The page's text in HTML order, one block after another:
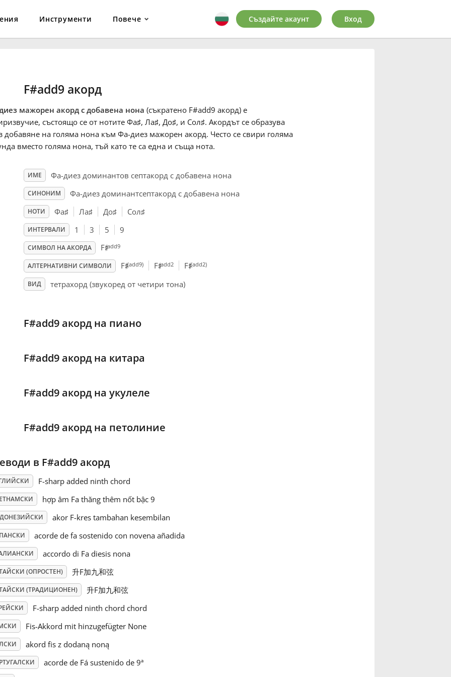
Инструменти Повече Създайте акаунт Вход
F#add9 акорд
мажорен акорд с добавена нона (съкратено F#add9 акорд) е
състоящо се от нотите Фа♯, Ла♯, До♯, и Сол♯. Акордът се образува
добавяне на голяма нона към Фа-диез мажорен акорд. Често се свири голяма
вместо голяма нона, тъй като те са една и съща нота.
ИМЕ Фа-диез доминантов септакорд с добавена нона
СИНОНИМ Фа-диез доминантсептакорд с добавена нона
НОТИ Фа♯ Ла♯ До♯ Сол♯
ИНТЕРВАЛИ 1 3 5 9
СИМВОЛ НА АКОРДА F♯add9
АЛТЕРНАТИВНИ СИМВОЛИ F♯(add9) F♯add2 F♯(add2)
ВИД тетрахорд (звукоред от четири тона)
F#add9 акорд на пиано
F#add9 акорд на китара
F#add9 акорд на укулеле
F#add9 акорд на петолиние
в F#add9 акорд
F-sharp added ninth chord
hợp âm Fa thăng thêm nốt bậc 9
akor F-kres tambahan kesembilan
acorde de fa sostenido con novena añadida
accordo di Fa diesis nona
(ОПРОСТЕН) 升F加九和弦
(ТРАДИЦИОНЕН) 升F加九和弦
F-sharp added ninth chord chord
Fis-Akkord mit hinzugefügter None
akord fis z dodaną noną
acorde de Fá sustenido de 9ª